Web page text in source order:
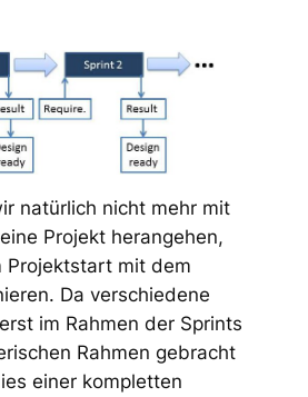
natürlich nicht mehr mit
Projekt herangehen,
Projektstart mit dem
Da verschiedene
im Rahmen der Sprints
Rahmen gebracht
einer kompletten